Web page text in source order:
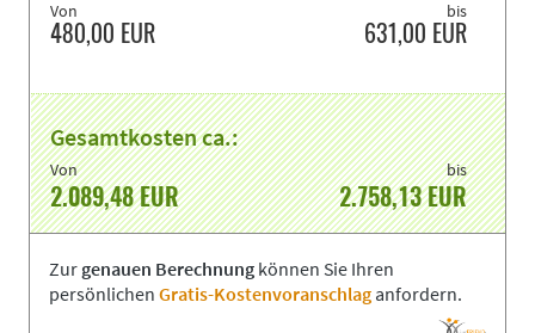
Von
480,00 EUR
bis
631,00 EUR
Gesamtkosten ca.:
Von
2.089,48EUR
bis
2.758,13EUR
Zurgenauen Berechnung können Sie Ihren
persönlichen Gratis-Kostenvoranschlag anfordern.